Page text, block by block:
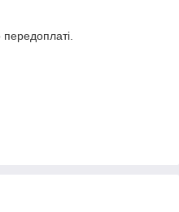
передоплаті.